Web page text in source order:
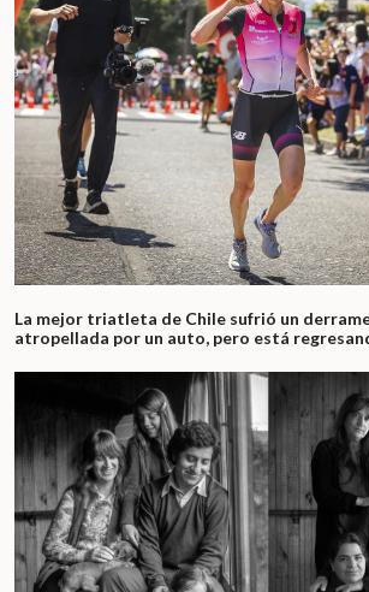
La mejor triatleta de Chile sufrió un
atropellada por un auto, pero está